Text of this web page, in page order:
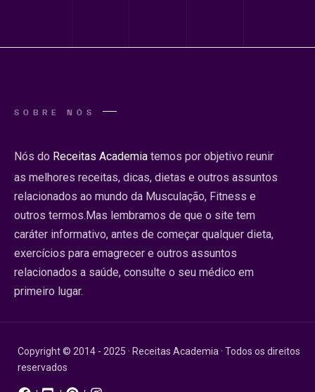
SOBRE NÓS
Nós do Receitas Academia temos por objetivo reunir
as melhores receitas, dicas, dietas e outros assuntos
relacionados ao mundo da Musculação, Fitness e
outros termos.Mas lembramos de que o site tem
caráter informativo, antes de começar qualquer dieta,
exercícios para emagrecer e outros assuntos
relacionados a saúde, consulte o seu médico em
primeiro lugar.
Copyright © 2014 - 2025 · Receitas Academia · Todos os direitos
reservados